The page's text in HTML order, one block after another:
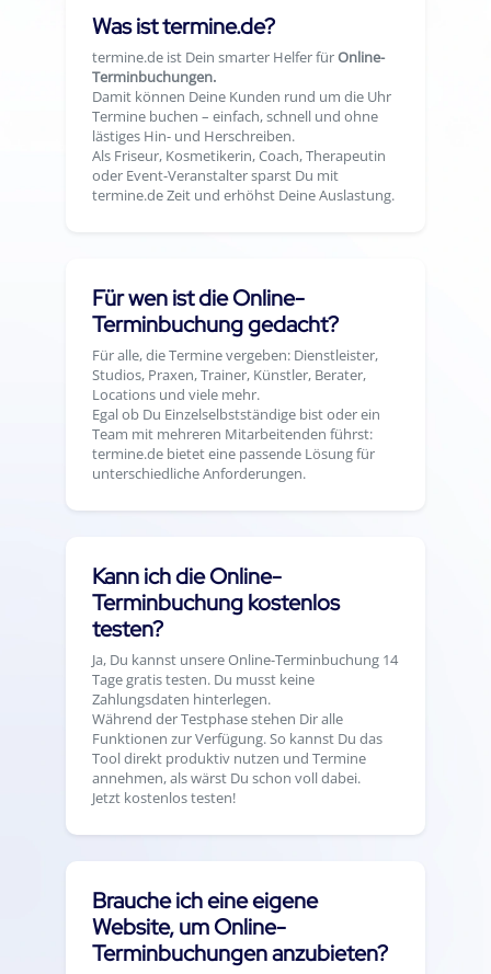
Was ist termine.de?
termine.de ist Dein smarter Helfer fürOnline-
Terminbuchungen.
Damit können Deine Kunden rund um die Uhr
Termine buchen – einfach, schnell und ohne
lästiges Hin- und Herschreiben.
Als Friseur, Kosmetikerin, Coach, Therapeutin
oder Event-Veranstalter sparst Du mit
termine.de Zeit und erhöhst Deine Auslastung.
Für wen ist die Online-
Terminbuchung gedacht?
Für alle, die Termine vergeben: Dienstleister,
Studios, Praxen, Trainer, Künstler, Berater,
Locations und viele mehr.
Egal ob Du Einzelselbstständige bist oder ein
Team mit mehreren Mitarbeitenden führst:
termine.de bietet eine passende Lösung für
unterschiedliche Anforderungen.
Kann ich die Online-
Terminbuchung kostenlos
testen?
Ja, Du kannst unsere Online-Terminbuchung 14
Tage gratis testen. Du musst keine
Zahlungsdaten hinterlegen.
Während der Testphase stehen Dir alle
Funktionen zur Verfügung. So kannst Du das
Tool direkt produktiv nutzen und Termine
annehmen, als wärst Du schon voll dabei.
Jetzt kostenlos testen!
Brauche ich eine eigene
Website, um Online-
Terminbuchungen anzubieten?